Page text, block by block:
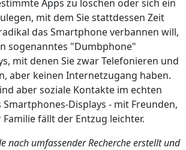
Apps zu löschen oder sich ein
mit dem Sie stattdessen Zeit
das Smartphone verbannen will,
sogenanntes "Dumbphone"
mit denen Sie zwar Telefonieren und
aber keinen Internetzugang haben.
aber soziale Kontakte im echten
Displays - mit Freunden,
fällt der Entzug leichter.
nach umfassender Recherche erstellt und